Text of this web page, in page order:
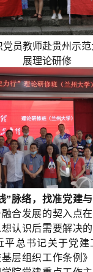
党员教师赴贵州示
展理论研修
”脉络，找准党建
合发展的契入点
认识后需要解决的
平总书记关于党建
基层组织工作条例